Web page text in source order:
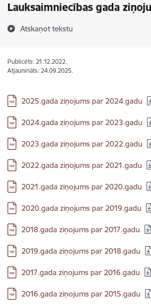
Lauksaimniecības gada
Atskaņot tekstu
Publicēts: 21.12.2022.
Atjaunināts: 24.09.2025.
Lejupielādēt:
2025.gada ziņojums par 2024.gadu
Lejupielādēt:
2024.gada ziņojums par 2023.gadu
Lejupielādēt:
2023.gada ziņojums par 2022.gadu
Lejupielādēt:
2022.gada ziņojums par 2021.gadu
Lejupielādēt:
2021.gada ziņojums par 2020.gadu
Lejupielādēt:
2020.gada ziņojums par 2019.gadu
Lejupielādēt:
2018.gada ziņojums par 2017.gadu
Lejupielādēt:
2019.gada ziņojums par 2018.gadu
Lejupielādēt:
2017.gada ziņojums par 2016.gadu
Lejupielādēt:
2016.gada ziņojums par 2015.gadu